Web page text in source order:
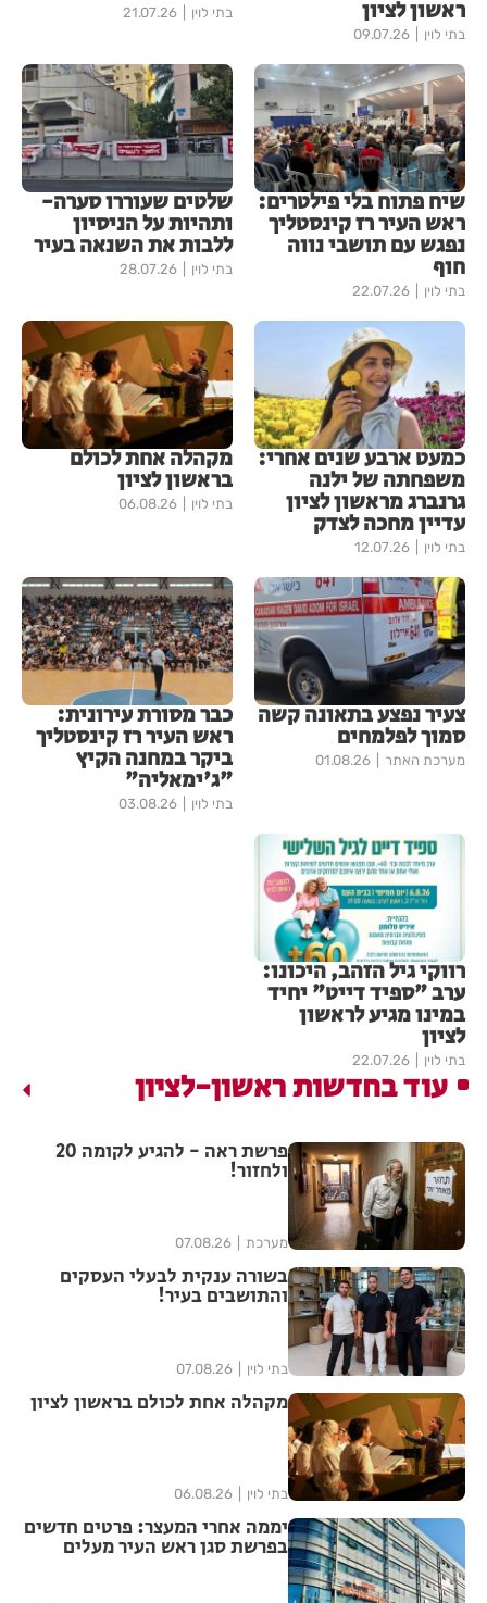
ראשון לציון
בתי לוין 09.07.26
בתי לוין 21.07.26
שיח פתוח בלי פילטרים:
ראש העיר רז קינסטליך
נפגש עם תושבי נווה
חוף
בתי לוין 22.07.26
שלטים שעוררו סערה-
ותהיות על הניסיון
ללבות את השנאה בעיר
בתי לוין 28.07.26
כמעט ארבע שנים אחרי:
משפחתה של ילנה
גרנברג מראשון לציון
עדיין מחכה לצדק
בתי לוין 12.07.26
מקהלה אחת לכולם
בראשון לציון
בתי לוין 06.08.26
צעיר נפצע בתאונה קשה
סמוך לפלמחים
מערכת האתר 01.08.26
כבר מסורת עירונית:
ראש העיר רז קינסטליך
ביקר במחנה הקיץ
"ג'ימאליה"
בתי לוין 03.08.26
רווקי גיל הזהב, היכונו:
ערב "ספיד דייט" יחיד
במינו מגיע לראשון
לציון
בתי לוין 22.07.26
עוד בחדשות ראשון-לציון
פרשת ראה - להגיע לקומה 20
ולחזור!
מערכת 07.08.26
בשורה ענקית לבעלי העסקים
והתושבים בעיר!
בתי לוין 07.08.26
מקהלה אחת לכולם בראשון לציון
בתי לוין 06.08.26
יממה אחרי המעצר: פרטים חדשים
בפרשת סגן ראש העיר מעלים